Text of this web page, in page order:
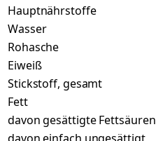
Hauptnährstoffe
Wasser
Rohasche
Eiweiß
Stickstoff, gesamt
Fett
davon gesättigte Fettsäuren